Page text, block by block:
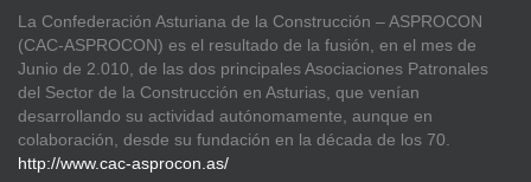
La Confederación Asturiana de la Construcción – ASPROCON
(CAC-ASPROCON) es el resultado de la fusión, en el mes de
Junio de 2.010, de las dos principales Asociaciones Patronales
del Sector de la Construcción en Asturias, que venían
desarrollando su actividad autónomamente, aunque en
colaboración, desde su fundación en la década de los 70.
http://www.cac-asprocon.as/